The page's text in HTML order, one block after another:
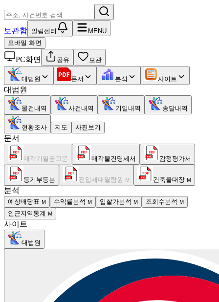
보관함 알림센터
MENU
모바일 화면
PC화면 공유 보관
대법원 문서 분석 사이트
대법원
물건내역 사건내역 기일내역 송달내역
현황조사 지도 사진보기
문서
매각기일공고문 매각물건명세서 감정평가서
등기부등본 전입세대열람원 M 건축물대장 M
분석
예상배당표 M 수익률분석 M 입찰가분석 M 조회수분석 M
인근지역통계 M
사이트
대법원